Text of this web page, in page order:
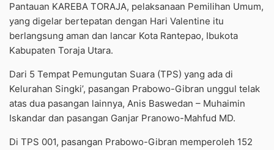
Pantauan KAREBA TORAJA, pelaksanaan Pemilihan Umum,
yang digelar bertepatan dengan Hari Valentine itu
berlangsung aman dan lancar Kota Rantepao, Ibukota
Kabupaten Toraja Utara.
Dari 5 Tempat Pemungutan Suara (TPS) yang ada di
Kelurahan Singki’, pasangan Prabowo-Gibran unggul telak
atas dua pasangan lainnya, Anis Baswedan – Muhaimin
Iskandar dan pasangan Ganjar Pranowo-Mahfud MD.
Di TPS 001, pasangan Prabowo-Gibran memperoleh 152